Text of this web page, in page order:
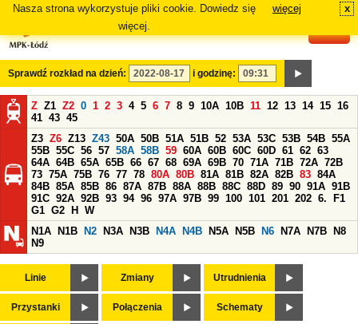
Nasza strona wykorzystuje pliki cookie. Dowiedz się
więcej.
więcej x
Sprawdź rozkład na dzień: i godzinę:
Z Z1 Z2 0 1 2 3 4 5 6 7 8 9 10A 10B 11 12 13 14 15 16
41 43 45
Z3 Z6 Z13 Z43 50A 50B 51A 51B 52 53A 53C 53B 54B 55A
55B 55C 56 57 58A 58B 59 60A 60B 60C 60D 61 62 63
64A 64B 65A 65B 66 67 68 69A 69B 70 71A 71B 72A 72B
73 75A 75B 76 77 78 80A 80B 81A 81B 82A 82B 83 84A
84B 85A 85B 86 87A 87B 88A 88B 88C 88D 89 90 91A 91B
91C 92A 92B 93 94 96 97A 97B 99 100 101 201 202 6.
F1
G1 G2 H
W
N1A
N1B N2 N3A N3B N4A N4B N5A N5B N6 N7A N7B
N8
N9
Linie Zmiany Utrudnienia
Przystanki Połączenia Schematy